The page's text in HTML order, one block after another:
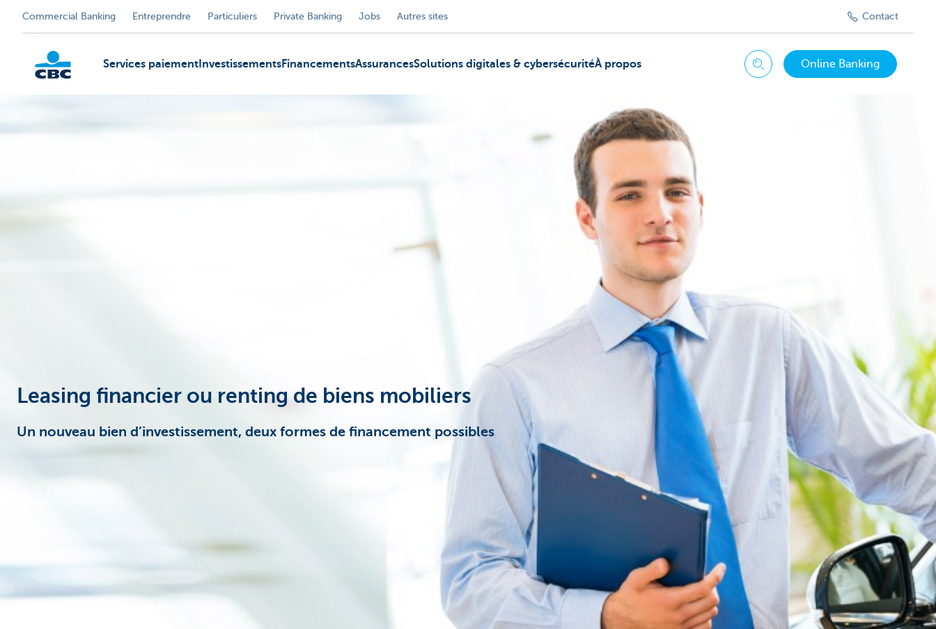
Commercial Banking Entreprendre Particuliers Private Banking Jobs Autres sites Contact
Services paiement InvestissementsFinancementsAssurancesSolutions digitales & cybersécuritéÀ propos ChercherOnline Banking
Leasing financier ou renting de biens mobiliers
Un nouveau bien d’investissement, deux formes de financement possibles